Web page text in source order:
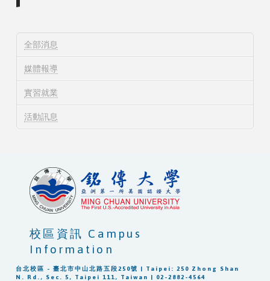
全部消息
媒體報導
實習就業
活動訊息
台北校區 - 臺北市中山北路五段250號 | Taipei: 250 Zhong Shan
N. Rd., Sec. 5, Taipei 111, Taiwan | 02-2882-4564
校區資訊 Campus
Information